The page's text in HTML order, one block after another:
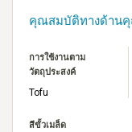
คุณสมบัติทางด้าน
การใช้งานตาม
วัตถุประสงค์
Tofu
สีขั้วเมล็ด